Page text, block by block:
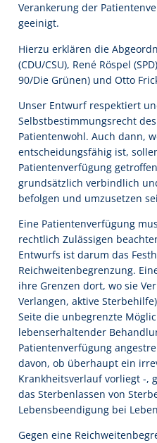
Verankerung der
geeinigt.
Hierzu erklären die
(CDU/CSU), René Röspel
90/Die Grünen) und Otto
Unser Entwurf respektiert
Selbstbestimmungsrecht
Patientenwohl. Auch dann,
entscheidungsfähig ist,
Patientenverfügung
grundsätzlich verbindlich
befolgen und umzusetzen
Eine Patientenverfügung
rechtlich Zulässigen
Entwurfs ist darum das
Reichweitenbegrenzung.
ihre Grenzen dort, wo sie
Verlangen, aktive
Seite die unbegrenzte
lebenserhaltender
Patientenverfügung
davon, ob überhaupt ein
Krankheitsverlauf vorliegt -,
das Sterbenlassen von
Lebensbeendigung bei
Gegen eine